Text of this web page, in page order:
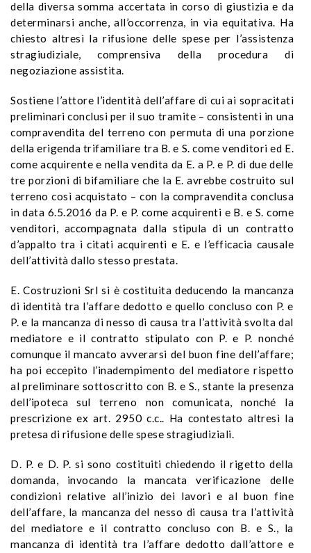
della diversa somma accertata in corso di giustizia e da
determinarsi anche, all’occorrenza, in via equitativa. Ha
chiesto altresì la rifusione delle spese per l’assistenza
stragiudiziale, comprensiva della procedura di
negoziazione assistita.
Sostiene l’attore l’identità dell’affare di cui ai sopracitati
preliminari conclusi per il suo tramite – consistenti in una
compravendita del terreno con permuta di una porzione
della erigenda trifamiliare tra B. e S. come venditori ed E.
come acquirente e nella vendita da E. a P. e P. di due delle
tre porzioni di bifamiliare che la E. avrebbe costruito sul
terreno così acquistato – con la compravendita conclusa
in data 6.5.2016 da P. e P. come acquirenti e B. e S. come
venditori, accompagnata dalla stipula di un contratto
d’appalto tra i citati acquirenti e E. e l’efficacia causale
dell’attività dallo stesso prestata.
E. Costruzioni Srl si è costituita deducendo la mancanza
di identità tra l’affare dedotto e quello concluso con P. e
P. e la mancanza di nesso di causa tra l’attività svolta dal
mediatore e il contratto stipulato con P. e P. nonché
comunque il mancato avverarsi del buon fine dell’affare;
ha poi eccepito l’inadempimento del mediatore rispetto
al preliminare sottoscritto con B. e S., stante la presenza
dell’ipoteca sul terreno non comunicata, nonché la
prescrizione ex art. 2950 c.c.. Ha contestato altresì la
pretesa di rifusione delle spese stragiudiziali.
D. P. e D. P. si sono costituiti chiedendo il rigetto della
domanda, invocando la mancata verificazione delle
condizioni relative all’inizio dei lavori e al buon fine
dell’affare, la mancanza del nesso di causa tra l’attività
del mediatore e il contratto concluso con B. e S., la
mancanza di identità tra l’affare dedotto dall’attore e